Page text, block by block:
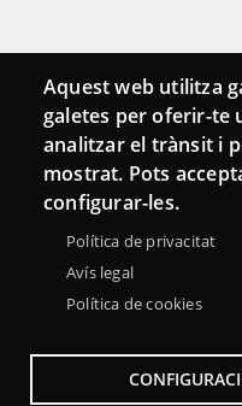
Conecta
Contacto
Hemeroteca
Aquest web utilitza
galetes per oferir-te
analitzar el trànsit i
mostrat. Pots
configurar-les.
Política de privacitat
Avís legal
Política de cookies